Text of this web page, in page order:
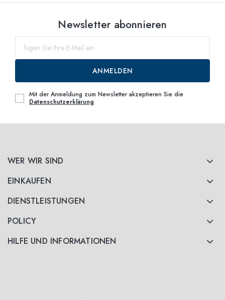
WER WIR SIND
EINKAUFEN
DIENSTLEISTUNGEN
POLICY
HILFE UND INFORMATIONEN
Newsletter abonnieren
ANMELDEN
Mit der Anmeldung zum Newsletter akzeptieren Sie die
Datenschutzerklärung